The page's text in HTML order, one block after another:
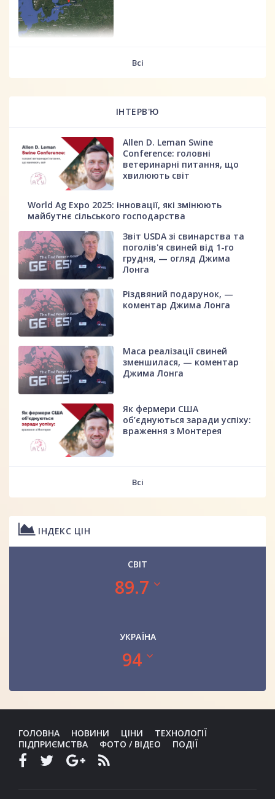
Всі
ІНТЕРВ'Ю
Allen D. Leman Swine
Conference: головні
ветеринарні питання, що
хвилюють світ
World Ag Expo 2025: інновації, які змінюють
майбутнє сільського господарства
Звіт USDA зі свинарства та
поголів'я свиней від 1-го
грудня, — огляд Джима
Лонга
Різдвяний подарунок, —
коментар Джима Лонга
Маса реалізації свиней
зменшилася, — коментар
Джима Лонга
Як фермери США
об’єднуються заради успіху:
враження з Монтерея
Всі
ІНДЕКС ЦІН
СВІТ
89.7
УКРАЇНА
94
ГОЛОВНА НОВИНИ ЦІНИ
ТЕХНОЛОГІЇ
ПІДПРИЄМСТВА
ФОТО / ВІДЕО ПОДІЇ